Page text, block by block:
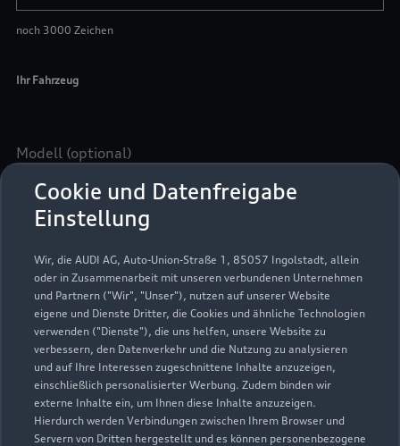
Cookie und Datenfreigabe
Einstellung
Wir, die AUDI AG, Auto-Union-Straße 1, 85057 Ingolstadt, allein
oder in Zusammenarbeit mit unseren verbundenen Unternehmen
und Partnern ("Wir", "Unser"), nutzen auf unserer Website
eigene und Dienste Dritter, die Cookies und ähnliche Technologien
verwenden ("Dienste"), die uns helfen, unsere Website zu
verbessern, den Datenverkehr und die Nutzung zu analysieren
und auf Ihre Interessen zugeschnittene Inhalte anzuzeigen,
einschließlich personalisierter Werbung. Zudem binden wir
externe Inhalte ein, um Ihnen diese Inhalte anzuzeigen.
Hierdurch werden Verbindungen zwischen Ihrem Browser und
Servern von Dritten hergestellt und es können personenbezogene